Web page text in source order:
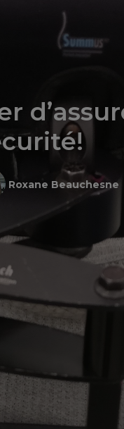
Roxane Beauchesne